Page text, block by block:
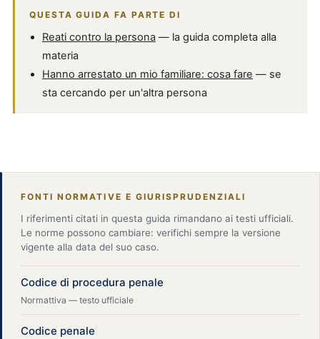
QUESTA GUIDA FA PARTE DI
Reati contro la persona — la guida completa alla
materia
Hanno arrestato un mio familiare: cosa fare — se
sta cercando per un'altra persona
FONTI NORMATIVE E GIURISPRUDENZIALI
I riferimenti citati in questa guida rimandano ai testi ufficiali.
Le norme possono cambiare: verifichi sempre la versione
vigente alla data del suo caso.
Codice di procedura penale
Normattiva — testo ufficiale
Codice penale